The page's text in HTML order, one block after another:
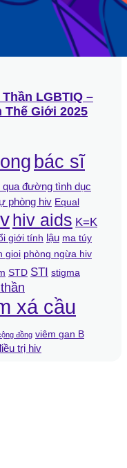
LGBTIQ –
Thế Giới 2025
bác sĩ
qua đường tình dục
phòng hiv Equal
hiv aids K=K
giới tính lậu ma túy
gioi phòng ngừa hiv
STD STI stigma
xá cầu
đồng viêm gan B
trị hiv